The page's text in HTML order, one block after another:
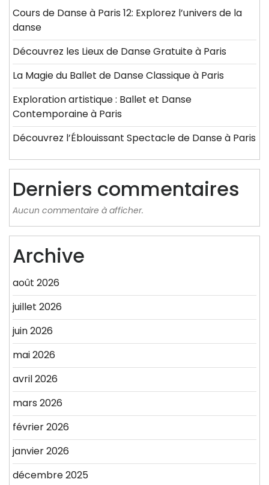
Cours de Danse à Paris 12: Explorez l’univers de la
danse
Découvrez les Lieux de Danse Gratuite à Paris
La Magie du Ballet de Danse Classique à Paris
Exploration artistique : Ballet et Danse
Contemporaine à Paris
Découvrez l’Éblouissant Spectacle de Danse à Paris
Derniers commentaires
Aucun commentaire à afficher.
Archive
août 2026
juillet 2026
juin 2026
mai 2026
avril 2026
mars 2026
février 2026
janvier 2026
décembre 2025